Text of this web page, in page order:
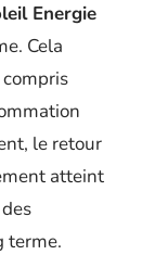
Energie
Cela
le retour
atteint
terme.